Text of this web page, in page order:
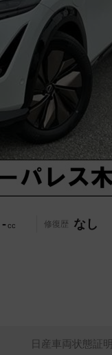
- cc 修復歴 なし
日産車両状態証明